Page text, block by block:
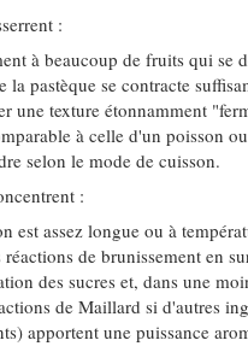
:
à beaucoup de fruits qui se
la pastèque se contracte
une texture étonnamment
à celle d'un poisson
selon le mode de cuisson.
:
est assez longue ou à
réactions de brunissement en
des sucres et, dans une
de Maillard si d'autres
apportent une puissance